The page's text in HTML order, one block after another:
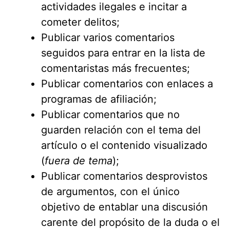
actividades ilegales e incitar a
cometer delitos;
Publicar varios comentarios
seguidos para entrar en la lista de
comentaristas más frecuentes;
Publicar comentarios con enlaces a
programas de afiliación;
Publicar comentarios que no
guarden relación con el tema del
artículo o el contenido visualizado
(fuera de tema);
Publicar comentarios desprovistos
de argumentos, con el único
objetivo de entablar una discusión
carente del propósito de la duda o el